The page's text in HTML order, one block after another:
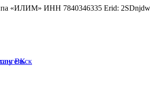
«ИЛИМ» ИНН 7840346335 Erid: